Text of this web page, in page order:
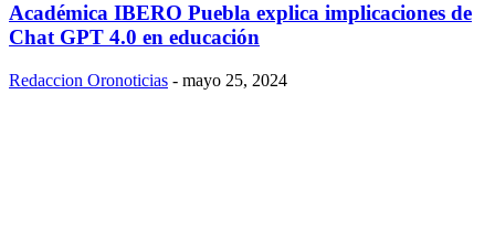
Académica IBERO Puebla explica implicaciones de
Chat GPT 4.0 en educación
Redaccion Oronoticias - mayo 25, 2024